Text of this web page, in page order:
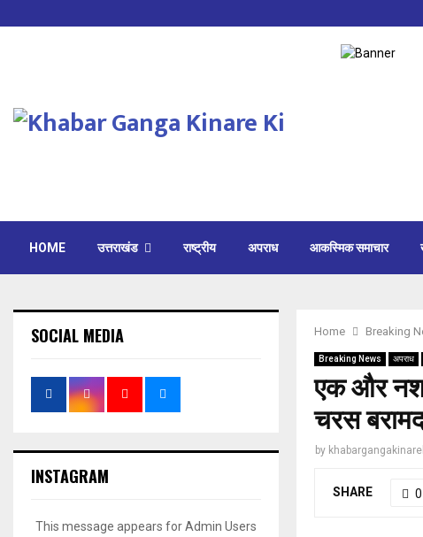
HOME उत्तराखंड राष्ट्रीय अपराध आकस्मिक समाचार
Home Breaking
Breaking News अपराध
एक और
चरस
by
SHARE 0
SOCIAL MEDIA
INSTAGRAM
This message appears for Admin Users